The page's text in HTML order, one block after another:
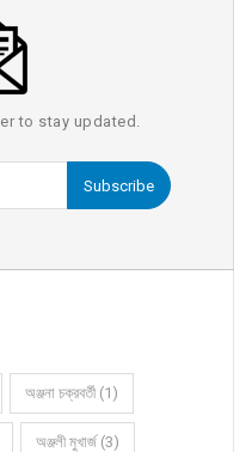
to stay updated.
Subscribe
অঞ্জনা চক্রবর্তী (1)
অঞ্জলী মুখার্জ (3)